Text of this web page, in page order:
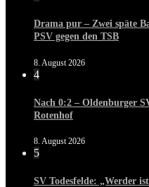
Drama pur – Zwei späte
PSV gegen den TSB
8. August 2026
4
Nach 0:2 – Oldenburger
Rotenhof
8. August 2026
5
SV Todesfelde: „Werder